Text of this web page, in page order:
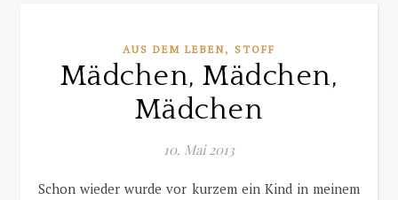
AUS DEM LEBEN, STOFF
Mädchen, Mädchen,
Mädchen
10. Mai 2013
Schon wieder wurde vor kurzem ein Kind in meinem